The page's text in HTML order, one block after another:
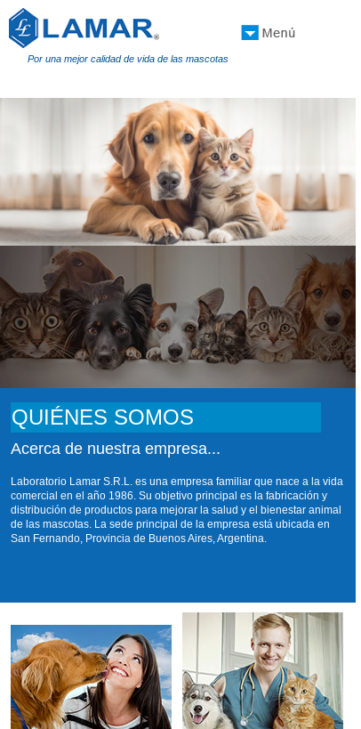
Por una mejor calidad de vida de las mascotas
QUIÉNES SOMOS
Acerca de nuestra empresa...
Laboratorio Lamar S.R.L. es una empresa familiar que nace a la vida
comercial en el año 1986. Su objetivo principal es la fabricación y
distribución de productos para mejorar la salud y el bienestar animal
de las mascotas. La sede principal de la empresa está ubicada en
San Fernando, Provincia de Buenos Aires, Argentina.